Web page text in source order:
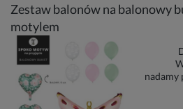
Zestaw balonów na balonowy
motylem
nadamy